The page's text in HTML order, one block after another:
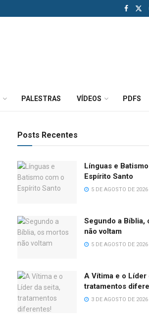
PALESTRAS VÍDEOS PDFS
Posts Recentes
Línguas e
Espírito Santo
5 DE AGOSTO DE 2026
Segundo a Bíblia,
não voltam
5 DE AGOSTO DE 2026
A Vítima e o Líder
tratamentos
3 DE AGOSTO DE 2026